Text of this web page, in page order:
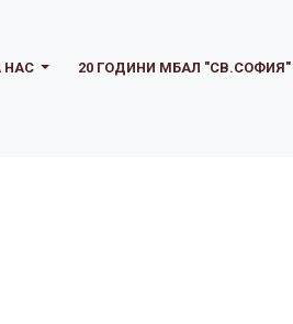
НАС 20 ГОДИНИ МБАЛ "СВ.СОФИЯ"